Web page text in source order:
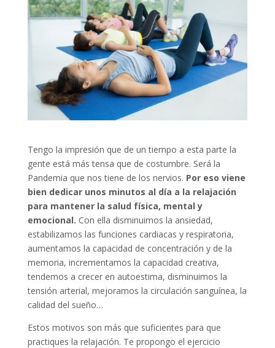
Tengo la impresión que de un tiempo a esta parte la
gente está más tensa que de costumbre. Será la
Pandemia que nos tiene de los nervios. Por eso viene
bien dedicar unos minutos al día a la relajación
para mantener la salud física, mental y
emocional. Con ella disminuimos la ansiedad,
estabilizamos las funciones cardiacas y respiratoria,
aumentamos la capacidad de concentración y de la
memoria, incrementamos la capacidad creativa,
tendemos a crecer en autoestima, disminuimos la
tensión arterial, mejoramos la circulación sanguínea, la
calidad del sueño…
Estos motivos son más que suficientes para que
practiques la relajación. Te propongo el ejercicio